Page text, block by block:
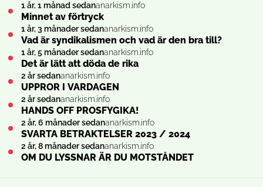
1 år, 1 månad sedananarkism.info
Minnet av förtryck
1 år, 3 månader sedananarkism.info
Vad är syndikalismen och vad är den bra till?
1 år, 5 månader sedananarkism.info
Det är lätt att döda de rika
2 år sedananarkism.info
UPPROR I VARDAGEN
2 år sedananarkism.info
HANDS OFF PROSFYGIKA!
2 år, 6 månader sedananarkism.info
SVARTA BETRAKTELSER 2023 / 2024
2 år, 8 månader sedananarkism.info
OM DU LYSSNAR ÄR DU MOTSTÅNDET